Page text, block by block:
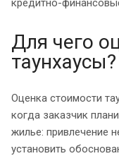
кредитно-
Для чего
таунхаусы?
Оценка стоимости
когда заказчик
жилье: привлечение
установить